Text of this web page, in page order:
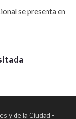
se presenta en
y de la Ciudad -